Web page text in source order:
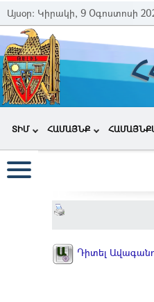
Այսօր: Կիրակի, 9 Օգոստոսի
ՏԻՄ ՀԱՄԱՅՆՔ
Դիտել